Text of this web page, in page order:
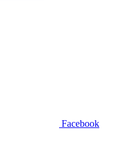
Facebook